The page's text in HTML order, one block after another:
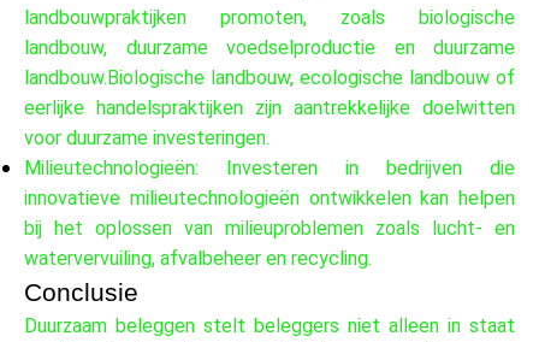
landbouwpraktijken promoten, zoals biologische
landbouw, duurzame voedselproductie en duurzame
landbouw.Biologische landbouw, ecologische landbouw of
eerlijke handelspraktijken zijn aantrekkelijke doelwitten
voor duurzame investeringen.
Milieutechnologieën: Investeren in bedrijven die
innovatieve milieutechnologieën ontwikkelen kan helpen
bij het oplossen van milieuproblemen zoals lucht- en
watervervuiling, afvalbeheer en recycling.
Conclusie
Duurzaam beleggen stelt beleggers niet alleen in staat